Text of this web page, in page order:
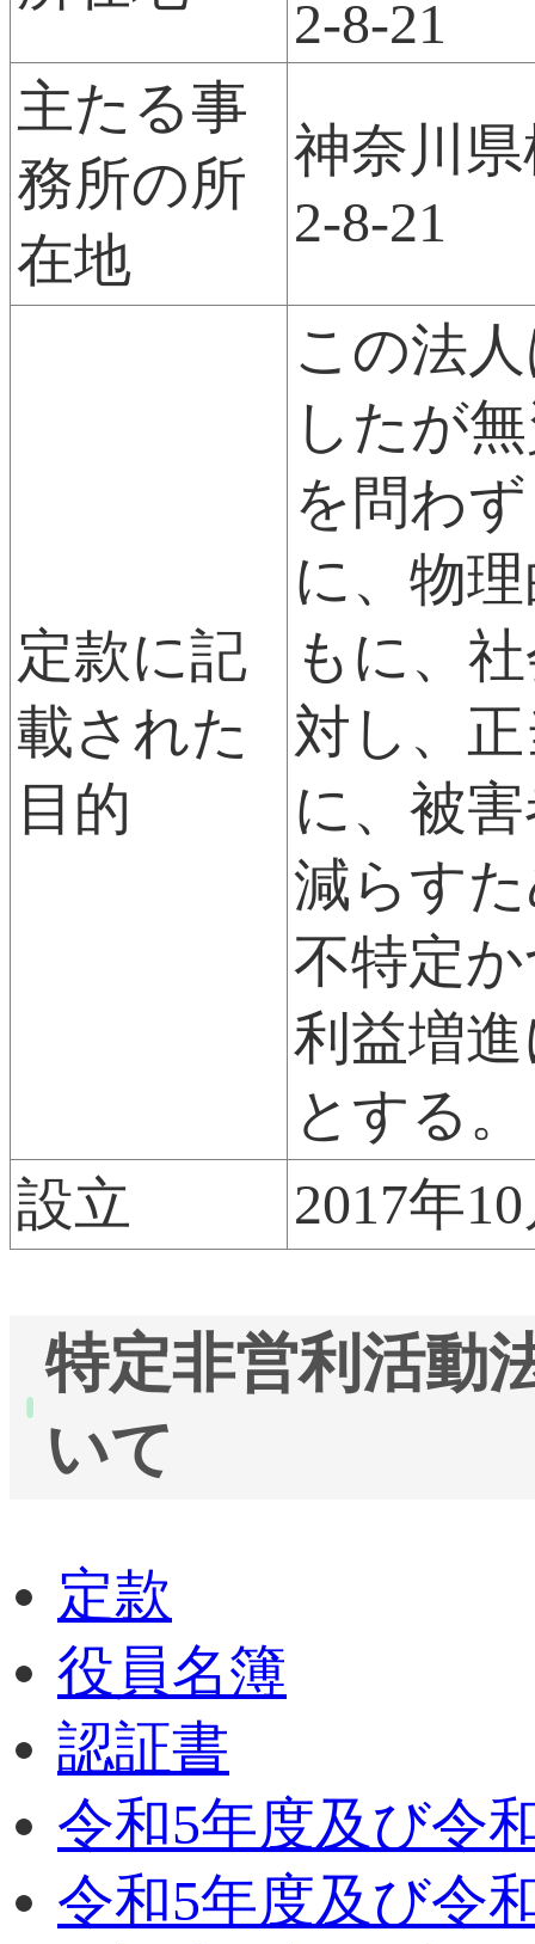
2-8-21
主たる事
務所の所
在地
神奈川
2-8-21
定款に記
載された
目的
この法
したが
を問わ
に、物
もに、
対し、
に、被
減らす
不特定
利益増
とする。
設立
2017年
特定非営利活動
いて
定款
役員名簿
認証書
令和5年度及び令
令和5年度及び令